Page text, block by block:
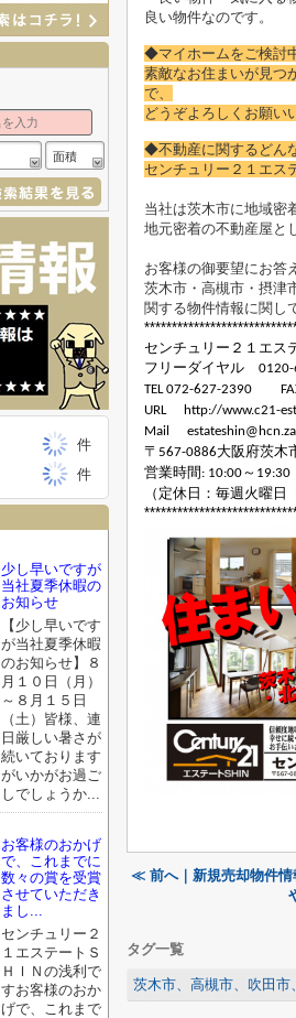
良い物件なのです。
◆マイホームをご検討
素敵なお住まいが見つ
で、
どうぞよろしくお願い
◆不動産に関するどん
センチュリー２１エス
当社は茨木市に地域密
地元密着の不動産屋と
お客様の御要望にお答
茨木市・高槻市・摂津
関する物件情報に関し
センチュリー２１エス
フリーダイヤル
TEL 072-627-2390
URL
http://www.c21-
Mail
〒 567-0886大阪府茨木
営業時間 : 10:00～ 19:30
（定休日：毎週火曜日
≪ 前へ｜新規売却物件情
タグ一覧
茨木市、高槻市、吹田
面積
件
件
少し早いですが
当社夏季休暇の
お知らせ
【少し早いです
が当社夏季休暇
のお知らせ】８
月１０日（月）
～８月１５日
（土）皆様、連
日厳しい暑さが
続いております
がいかがお過ご
しでしょうか...
お客様のおかげ
で、これまでに
数々の賞を受賞
させていただき
まし...
センチュリー２
１エステートＳ
ＨＩＮの浅利で
すお客様のおか
げで、これまで